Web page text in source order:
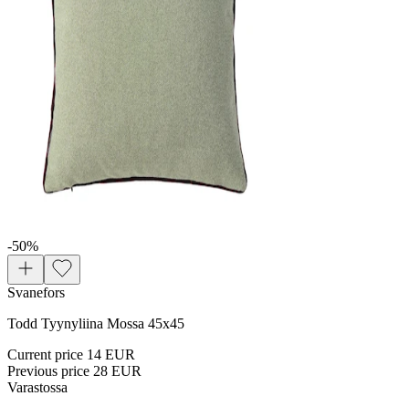
-50%
Svanefors
Todd Tyynyliina Mossa 45x45
Current price 14 EUR
Previous price 28 EUR
Varastossa